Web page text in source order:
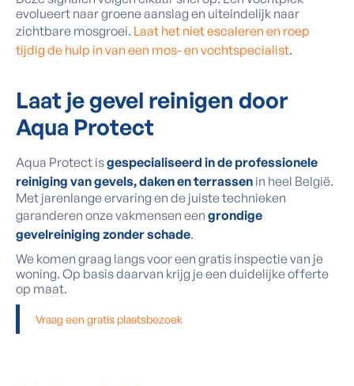
evolueert naar groene aanslag en uiteindelijk naar
zichtbare mosgroei. Laat het niet escaleren en roep
tijdig de hulp in van een mos- en vochtspecialist.
Laat je gevel reinigen door
Aqua Protect
Aqua Protect isgespecialiseerd in de professionele
reiniging van gevels, daken en terrassen in heel België.
Met jarenlange ervaring en de juiste technieken
garanderen onze vakmensen een grondige
gevelreiniging zonder schade.
We komen graag langs voor een gratis inspectie van je
woning. Op basis daarvan krijg je een duidelijke offerte
op maat.
Vraag een gratis plaatsbezoek